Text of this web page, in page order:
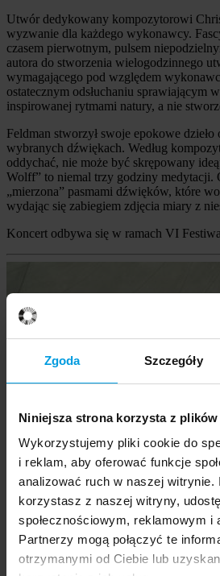
Zgoda Szczegóły
Niniejsza strona korzysta z
Wykorzystujemy pliki cookie do
i reklam, aby oferować funkcje
analizować ruch w naszej witrynie.
korzystasz z naszej witryny,
społecznościowym, reklamowym i
Partnerzy mogą połączyć te
otrzymanymi od Ciebie lub
Utwór dedykowany kompozytorowi
wyzwanie dla każdego wykonawcy.
czasem pierwotnym, pulsem
autora do stworzenia wielogodzinnego
wymagającego pod względem
ostatecznym odsłuchaniu sprawiającym
inspirowanej rytmami natury, a nie
Feldman stworzył swoje epokowe
wybranych dźwiękach. Według
oddychać, nie może być skrępowany
Wolff” to niemal trzy godziny medytacji.
„mierzona” pasmami dźwięków, które
wydając się zabiegiem zdjęcia miary z
Koncert odbywa się w ramach VI
Ewa Liebchen
Tytuł
Imię i nazwisko
Ewa Liebchen
Czytaj więcej